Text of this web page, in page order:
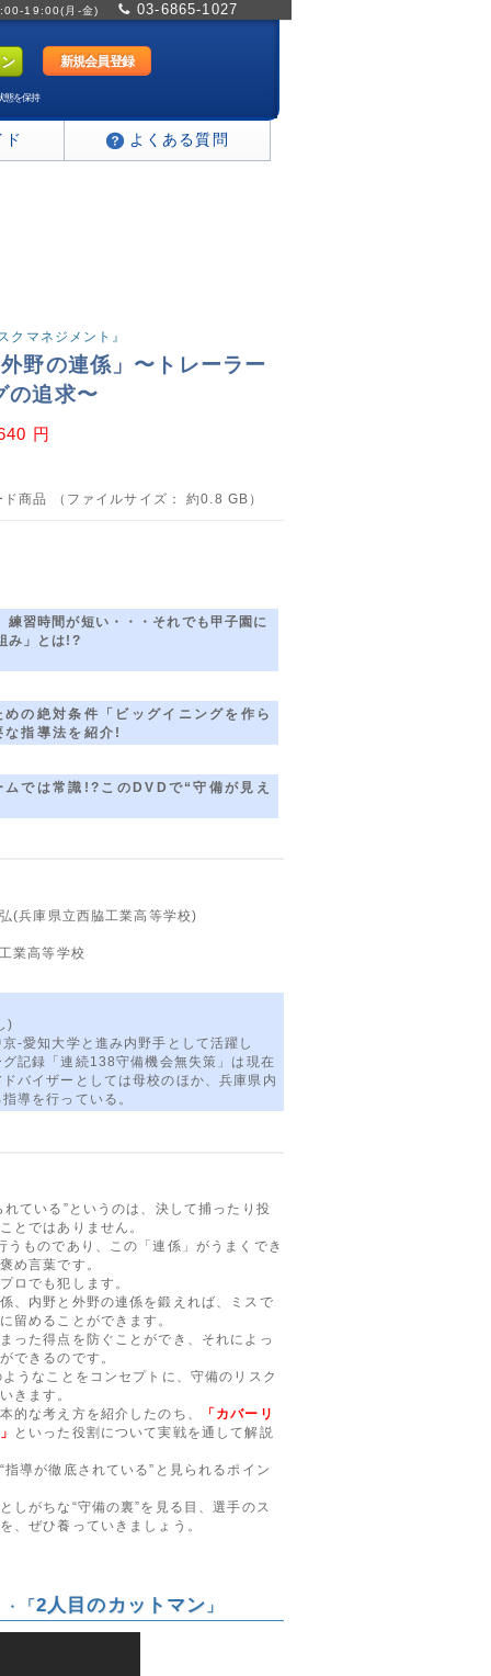
19:00(月-金) 03-6865-1027
新規会員登録
態を保持
よくある質問
クマネジメント』
野の連係」〜トレーラー
の追求〜
円
ド商品 （ファイルサイズ： 約0.8 GB）
習時間が短い・・・それでも甲子園に
み」とは!?
の絶対条件「ビッグイニングを作ら
な指導法を紹介!
では常識!?このDVDで“守備が見え
(兵庫県立西脇工業高等学校)
業高等学校
)
-愛知大学と進み内野手として活躍し
記録「連続138守備機会無失策」は現在
バイザーとしては母校のほか、兵庫県内
導を行っている。
ている”というのは、決して捕ったり投
とではありません。
うものであり、この「連係」がうまくでき
め言葉です。
ロでも犯します。
、内野と外野の連係を鍛えれば、ミスで
留めることができます。
った得点を防ぐことができ、それによっ
できるのです。
うなことをコンセプトに、守備のリスク
きます。
的な考え方を紹介したのち、
「カバーリ
といった役割について実戦を通して解説
導が徹底されている”と見られるポイン
しがちな“守備の裏”を見る目、選手のス
、ぜひ養っていきましょう。
「2人目のカットマン 」